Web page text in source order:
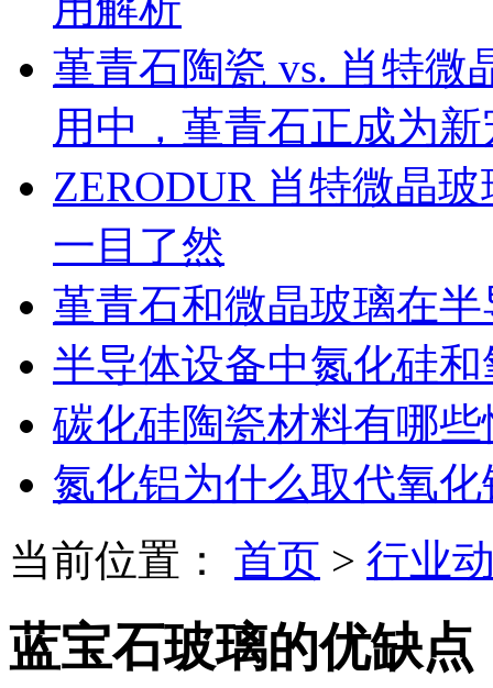
堇青石陶瓷 vs. 肖特微
用中，堇青石正成为
ZERODUR 肖特微晶
一目了然
堇青石和微晶玻璃在
半导体设备中氮化硅
碳化硅陶瓷材料有哪
氮化铝为什么取代氧化
当前位置：
首页 > 行业
蓝宝石玻璃的优缺点